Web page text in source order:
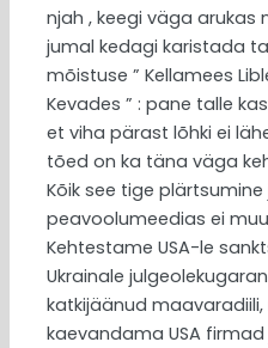
njah , keegi väga arukas
jumal kedagi karistada
mõistuse ” Kellamees
Kevades ” : pane talle
et viha pärast lõhki ei
tõed on ka täna väga
Kõik see tige
peavoolumeedias ei
Kehtestame USA-le
Ukrainale
katkijäänud
kaevandama USA